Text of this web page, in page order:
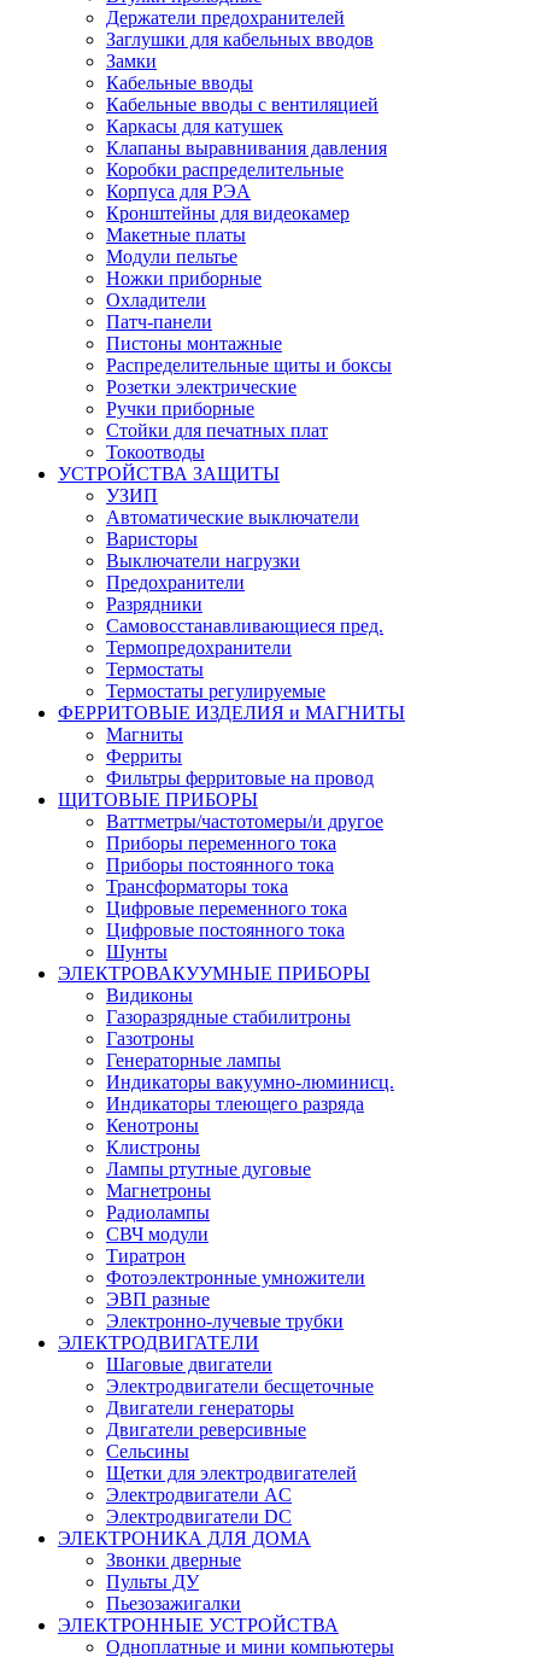
Держатели предохранителей
Заглушки для кабельных вводов
Замки
Кабельные вводы
Кабельные вводы с вентиляцией
Каркасы для катушек
Клапаны выравнивания давления
Коробки распределительные
Корпуса для РЭА
Кронштейны для видеокамер
Макетные платы
Модули пельтье
Ножки приборные
Охладители
Патч-панели
Пистоны монтажные
Распределительные щиты и боксы
Розетки электрические
Ручки приборные
Стойки для печатных плат
Токоотводы
УСТРОЙСТВА ЗАЩИТЫ
УЗИП
Автоматические выключатели
Варисторы
Выключатели нагрузки
Предохранители
Разрядники
Самовосстанавливающиеся пред.
Термопредохранители
Термостаты
Термостаты регулируемые
ФЕРРИТОВЫЕ ИЗДЕЛИЯ и МАГНИТЫ
Магниты
Ферриты
Фильтры ферритовые на провод
ЩИТОВЫЕ ПРИБОРЫ
Ваттметры/частотомеры/и другое
Приборы переменного тока
Приборы постоянного тока
Трансформаторы тока
Цифровые переменного тока
Цифровые постоянного тока
Шунты
ЭЛЕКТРОВАКУУМНЫЕ ПРИБОРЫ
Видиконы
Газоразрядные стабилитроны
Газотроны
Генераторные лампы
Индикаторы вакуумно-люминисц.
Индикаторы тлеющего разряда
Кенотроны
Клистроны
Лампы ртутные дуговые
Магнетроны
Радиолампы
СВЧ модули
Тиратрон
Фотоэлектронные умножители
ЭВП разные
Электронно-лучевые трубки
ЭЛЕКТРОДВИГАТЕЛИ
Шаговые двигатели
Электродвигатели бесщеточные
Двигатели генераторы
Двигатели реверсивные
Сельсины
Щетки для электродвигателей
Электродвигатели AC
Электродвигатели DC
ЭЛЕКТРОНИКА ДЛЯ ДОМА
Звонки дверные
Пульты ДУ
Пьезозажигалки
ЭЛЕКТРОННЫЕ УСТРОЙСТВА
Одноплатные и мини компьютеры